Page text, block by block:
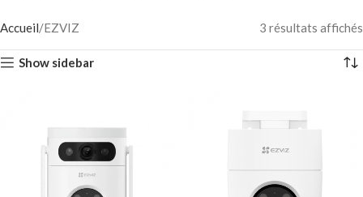
Accueil EZVIZ 3 résultats affichés
Show sidebar